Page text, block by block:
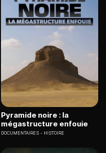
Pyramide noire : la
mégastructure enfouie
DOCUMENTAIRES HISTOIRE